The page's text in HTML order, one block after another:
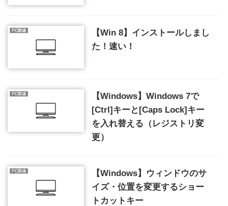
【Win 8】インストールしまし
た！速い！
【Windows】Windows 7で
[Ctrl]キーと[Caps Lock]キー
を入れ替える（レジストリ変
更）
【Windows】ウィンドウのサ
イズ・位置を変更するショー
トカットキー